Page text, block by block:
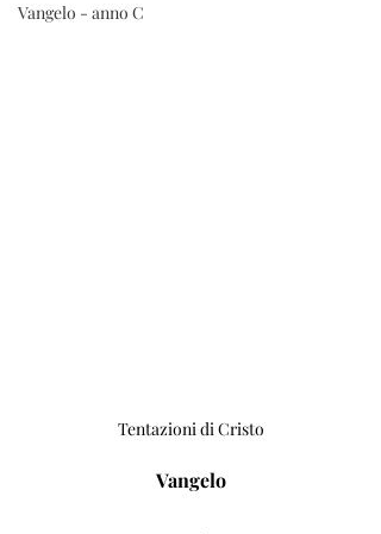
Vangelo - anno C
Tentazioni di Cristo
Vangelo